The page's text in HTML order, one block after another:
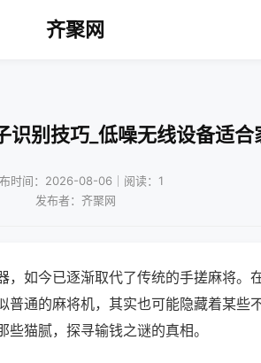
齐聚网
识别技巧_低噪无线设备适
时间：2026-08-06｜阅读：1
发布者：齐聚网
，如今已逐渐取代了传统的手搓麻将。
普通的麻将机，其实也可能隐藏着某些
猫腻，探寻输钱之谜的真相。